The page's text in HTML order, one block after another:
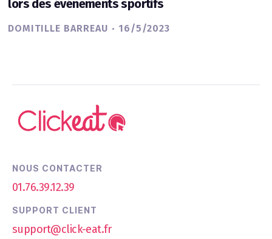
lors des événements sportifs
DOMITILLE BARREAU · 16/5/2023
NOUS CONTACTER
01.76.39.12.39
SUPPORT CLIENT
support@click-eat.fr